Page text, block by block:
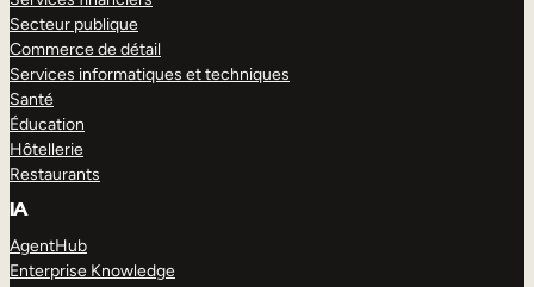
Secteur publique
Commerce de détail
Services informatiques et techniques
Santé
Éducation
Hôtellerie
Restaurants
IA
AgentHub
Enterprise Knowledge